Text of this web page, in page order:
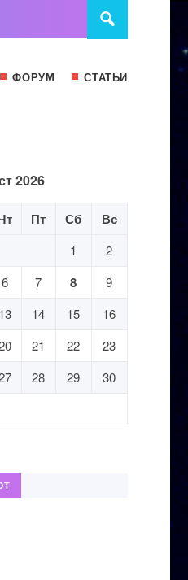
ФОРУМ СТАТЬИ
2026
Пт Сб Вс
1
2
6 7 8
9
13 14 15
16
21 22
23
28 29
30